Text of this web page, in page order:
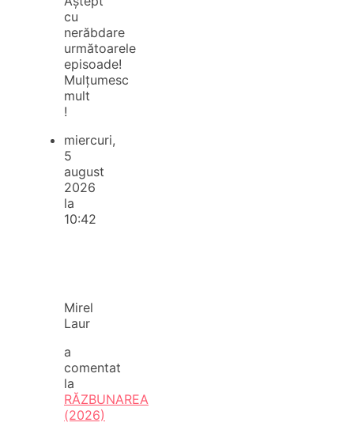
cu
nerăbdare
următoarele
episoade!
Mulțumesc
mult
!
miercuri,
5
august
2026
la
10:42
Mirel
Laur
a
comentat
la
RĂZBUNAREA
(2026)